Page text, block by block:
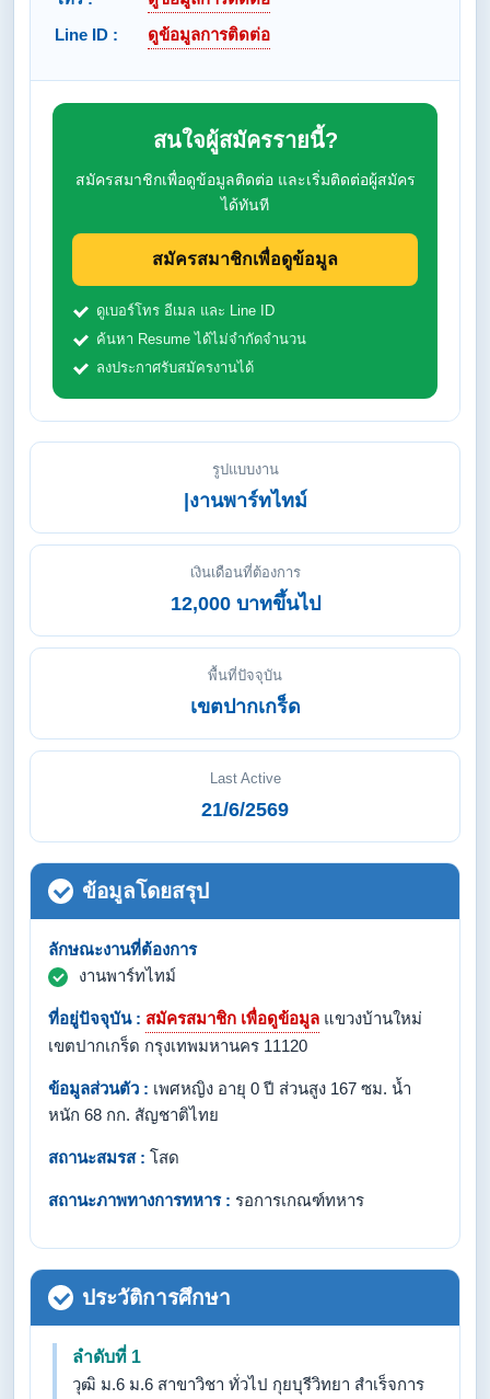
Line ID :
ดูข้อมูลการติดต่อ
สนใจผู้สมัครรายนี้?
สมัครสมาชิกเพื่อดูข้อมูลติดต่อ และเริ่มติดต่อผู้สมัคร
ได้ทันที
สมัครสมาชิกเพื่อดูข้อมูล
ดูเบอร์โทร อีเมล และ Line ID
ค้นหา Resume ได้ไม่จำกัดจำนวน
ลงประกาศรับสมัครงานได้
รูปแบบงาน
|งานพาร์ทไทม์
เงินเดือนที่ต้องการ
12,000 บาทขึ้นไป
พื้นที่ปัจจุบัน
เขตปากเกร็ด
Last Active
21/6/2569
ข้อมูลโดยสรุป
ลักษณะงานที่ต้องการ
งานพาร์ทไทม์
ที่อยู่ปัจจุบัน : สมัครสมาชิก เพื่อดูข้อมูล แขวงบ้านใหม่
เขตปากเกร็ด กรุงเทพมหานคร 11120
ข้อมูลส่วนตัว : เพศหญิง อายุ 0 ปี ส่วนสูง 167 ซม. น้ำ
หนัก 68 กก. สัญชาติไทย
สถานะสมรส : โสด
สถานะภาพทางการทหาร : รอการเกณฑ์ทหาร
ประวัติการศึกษา
ลำดับที่ 1
วุฒิ ม.6 ม.6 สาขาวิชา ทั่วไป กุยบุรีวิทยา สำเร็จการ